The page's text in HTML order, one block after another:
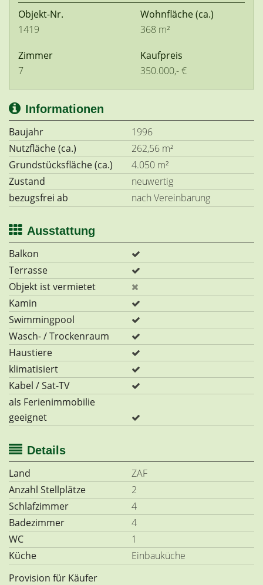
Objekt-Nr.
1419
Wohnfläche(ca.)
368 m²
Zimmer
7
Kaufpreis
350.000,- €
Informationen
Baujahr
1996
Nutzfläche (ca.)
262,56 m²
Grundstücksfläche (ca.)
4.050 m²
Zustand
neuwertig
bezugsfrei ab
nach Vereinbarung
Ausstattung
Balkon
Terrasse
Objekt ist vermietet
Kamin
Swimmingpool
Wasch- / Trockenraum
Haustiere
klimatisiert
Kabel / Sat-TV
als Ferienimmobilie
geeignet
Details
Land
ZAF
Anzahl Stellplätze
2
Schlafzimmer
4
Badezimmer
4
WC
1
Küche
Einbauküche
Provision für Käufer